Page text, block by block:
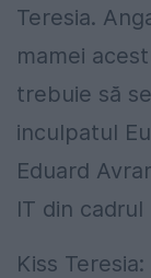
Teresia.
mamei
trebuie să
inculpatul
Eduard
IT din cadrul
Kiss